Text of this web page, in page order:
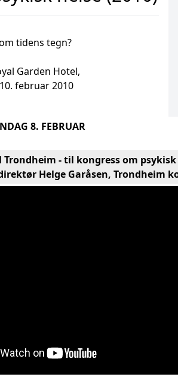
tidens tegn?
Garden Hotel,
februar 2010
8. FEBRUAR
- til kongress om psykisk
Helge Garåsen, Trondheim